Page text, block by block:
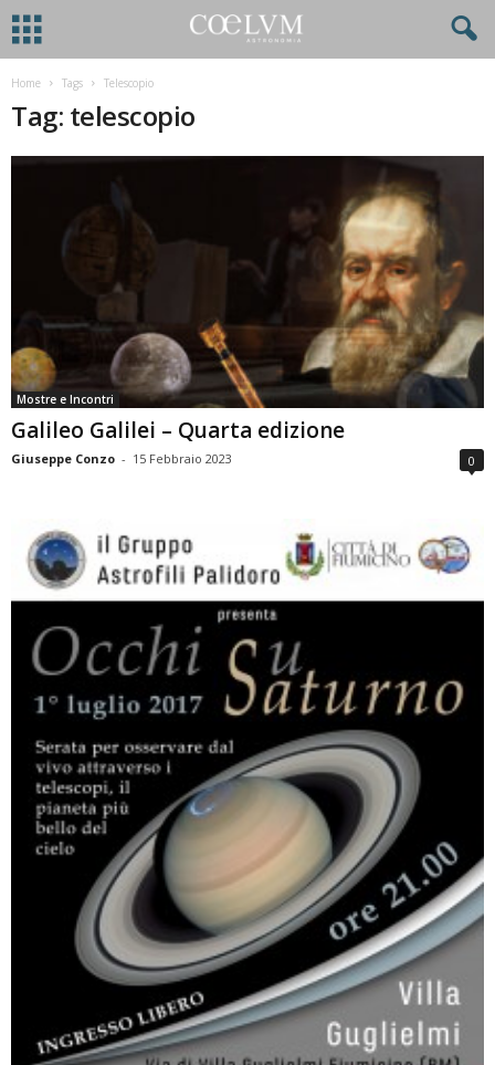
Home Tags Telescopio
Tag: telescopio
Mostre e Incontri
Galileo Galilei – Quarta edizione
Giuseppe Conzo - 15 Febbraio 2023 0